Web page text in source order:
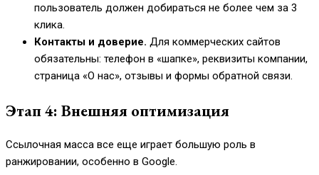
пользователь должен добираться не более чем за 3
клика.
Контакты и доверие. Для коммерческих сайтов
обязательны: телефон в «шапке», реквизиты компании,
страница «О нас», отзывы и формы обратной связи.
Этап 4: Внешняя оптимизация
Ссылочная масса все еще играет большую роль в
ранжировании, особенно в Google.